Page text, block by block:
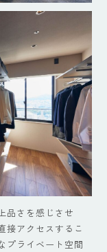
品さを感じさせ
接アクセスするこ
プライベート空間